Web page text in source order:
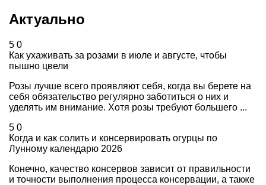
Актуально
5 0
Как ухаживать за розами в июле и августе, чтобы
пышно цвели
Розы лучше всего проявляют себя, когда вы берете на
себя обязательство регулярно заботиться о них и
уделять им внимание. Хотя розы требуют большего ...
5 0
Когда и как солить и консервировать огурцы по
Лунному календарю 2026
Конечно, качество консервов зависит от правильности
и точности выполнения процесса консервации, а также